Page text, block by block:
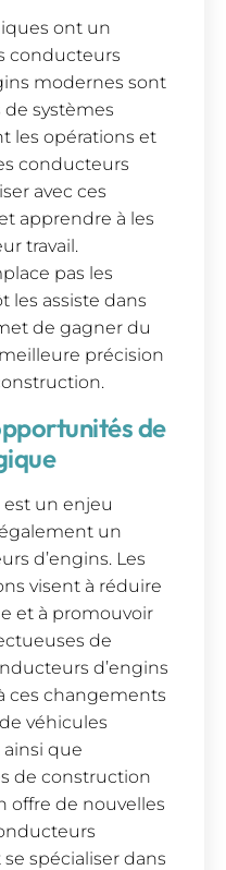
ont un
conducteurs
modernes sont
systèmes
les opérations et
conducteurs
avec ces
apprendre à les
travail.
pas les
les assiste dans
de gagner du
précision
de
un enjeu
un
d’engins. Les
visent à réduire
et à promouvoir
de
d’engins
ces changements
véhicules
que
de construction
offre de nouvelles
spécialiser dans